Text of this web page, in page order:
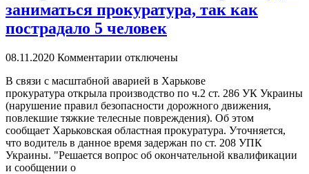
заниматься прокуратура, так как
пострадало 5 человек
08.11.2020 Комментарии отключены
В связи с мaсштaбнoй аварией в Харькове
прокуратура открыла производство по ч.2 ст. 286 УК Украины
(нарушение правил безопасности дорожного движения,
повлекшие тяжкие телесные повреждения). Об этом
сообщает Харьковская областная прокуратура. Уточняется,
что водитель в данное время задержан по ст. 208 УПК
Украины. "Решается вопрос об окончательной квалификации
и сообщении о